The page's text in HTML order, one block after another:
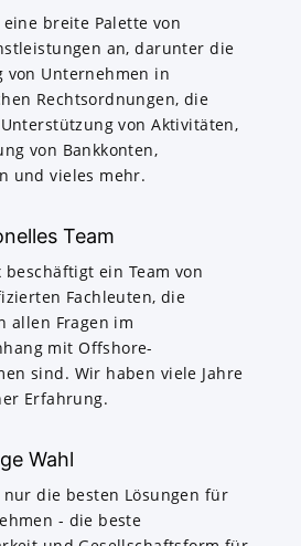
breite Palette von
an, darunter die
von Unternehmen in
Rechtsordnungen, die
von Aktivitäten,
von Bankkonten,
und vieles mehr.
Team
beschäftigt ein Team von
Fachleuten, die
allen Fragen im
mit Offshore-
sind. Wir haben viele Jahre
Erfahrung.
Wahl
die besten Lösungen für
- die beste